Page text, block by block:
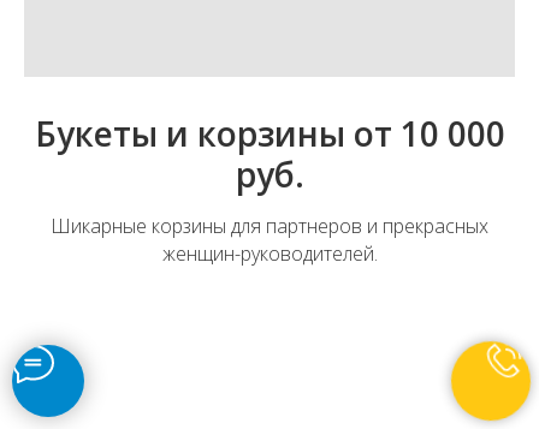
Букеты и корзины от 10 000
руб.
Шикарные корзины для партнеров и прекрасных
женщин-руководителей.